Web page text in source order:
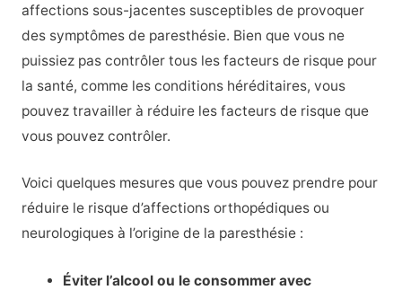
affections sous-jacentes susceptibles de provoquer
des symptômes de paresthésie. Bien que vous ne
puissiez pas contrôler tous les facteurs de risque pour
la santé, comme les conditions héréditaires, vous
pouvez travailler à réduire les facteurs de risque que
vous pouvez contrôler.
Voici quelques mesures que vous pouvez prendre pour
réduire le risque d’affections orthopédiques ou
neurologiques à l’origine de la paresthésie :
Éviter l’alcool ou le consommer avec